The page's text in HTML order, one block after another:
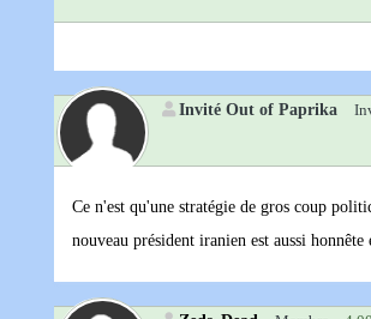
Invité Out of Paprika
Ce n'est qu'une stratégie de gros coup
nouveau président iranien est aussi